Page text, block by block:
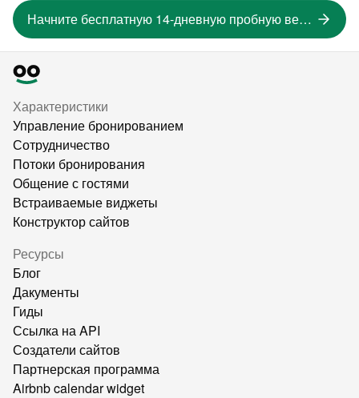
Начните бесплатную 14-дневную пробную версию
Характеристики
Управление бронированием
Сотрудничество
Потоки бронирования
Общение с гостями
Встраиваемые виджеты
Конструктор сайтов
Ресурсы
Блог
Дакументы
Гиды
Ссылка на API
Создатели сайтов
Партнерская программа
Airbnb calendar widget